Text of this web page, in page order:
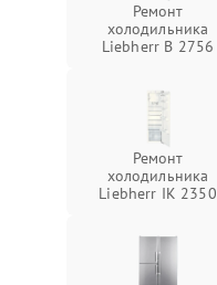
Ремонт
холодильника
Liebherr B 2756
Ремонт
холодильника
Liebherr IK 2350